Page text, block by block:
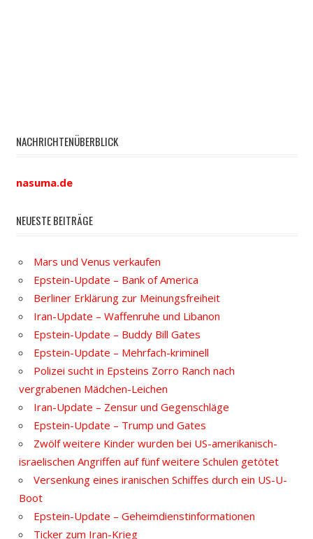
NACHRICHTENÜBERBLICK
nasuma.de
NEUESTE BEITRÄGE
Mars und Venus verkaufen
Epstein-Update – Bank of America
Berliner Erklärung zur Meinungsfreiheit
Iran-Update – Waffenruhe und Libanon
Epstein-Update – Buddy Bill Gates
Epstein-Update – Mehrfach-kriminell
Polizei sucht in Epsteins Zorro Ranch nach
vergrabenen Mädchen-Leichen
Iran-Update – Zensur und Gegenschläge
Epstein-Update – Trump und Gates
Zwölf weitere Kinder wurden bei US-amerikanisch-
israelischen Angriffen auf fünf weitere Schulen getötet
Versenkung eines iranischen Schiffes durch ein US-U-
Boot
Epstein-Update – Geheimdienstinformationen
Ticker zum Iran-Krieg